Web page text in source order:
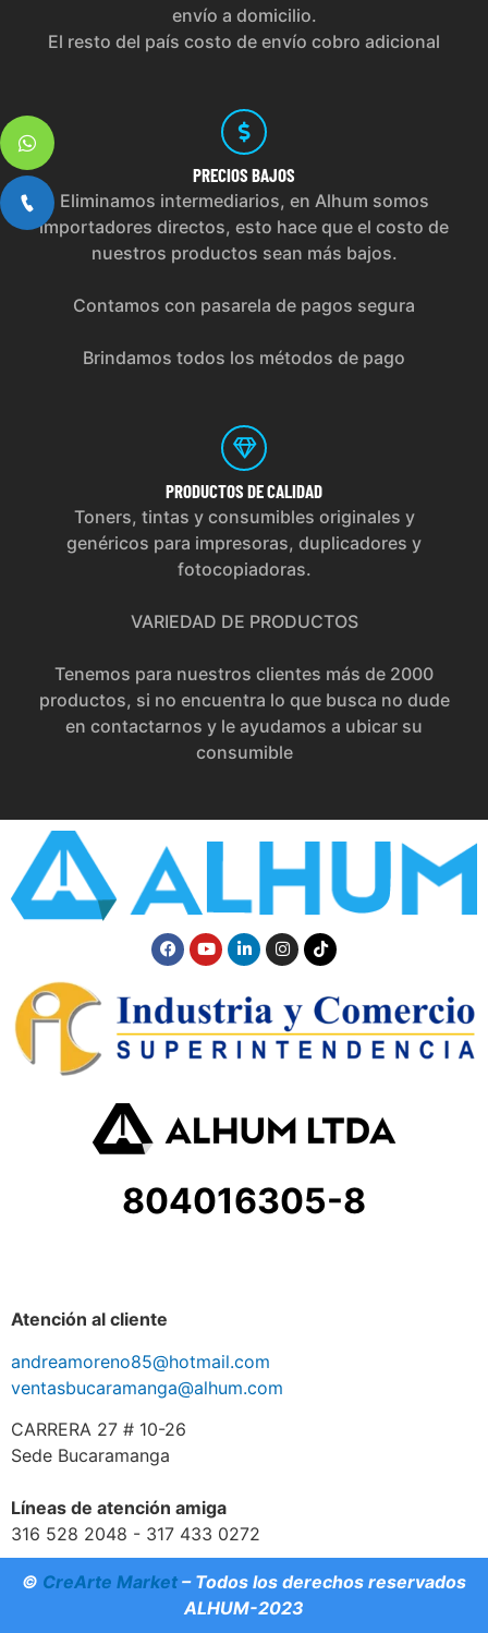
envío a domicilio.
El resto del país costo de envío cobro adicional
PRECIOS BAJOS
Eliminamos intermediarios, en Alhum somos
importadores directos, esto hace que el costo de
nuestros productos sean más bajos.
Contamos con pasarela de pagos segura
Brindamos todos los métodos de pago
PRODUCTOS DE CALIDAD
Toners, tintas y consumibles originales y
genéricos para impresoras, duplicadores y
fotocopiadoras.
VARIEDAD DE PRODUCTOS
Tenemos para nuestros clientes más de 2000
productos, si no encuentra lo que busca no dude
en contactarnos y le ayudamos a ubicar su
consumible
804016305-8
Atención al cliente
andreamoreno85@hotmail.com
ventasbucaramanga@alhum.com
CARRERA 27 # 10-26
Sede Bucaramanga
Líneas de atención amiga
316 528 2048 - 317 433 0272
© CreArte Market – Todos los derechos reservados
ALHUM-2023